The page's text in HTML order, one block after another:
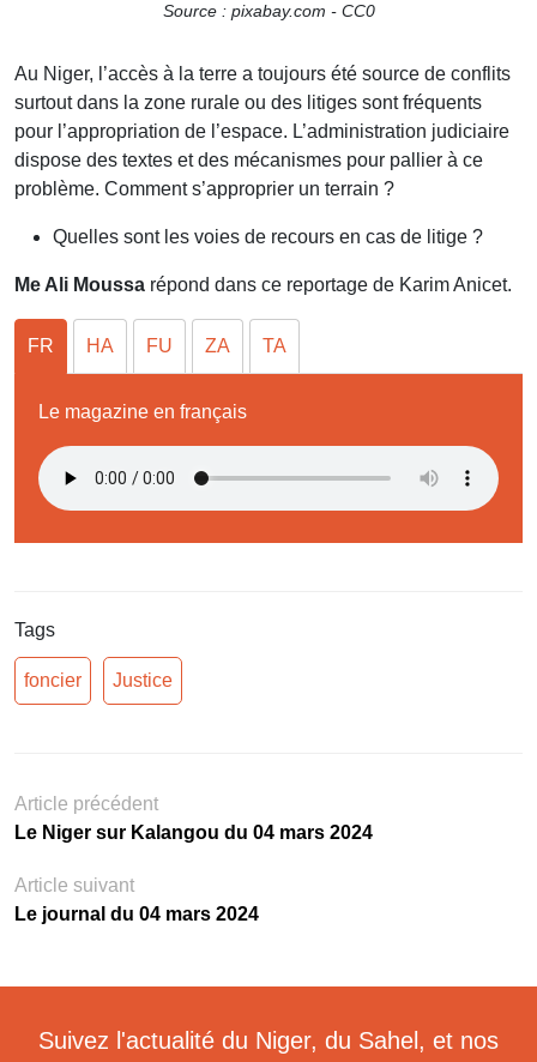
Source : pixabay.com - CC0
Au Niger, l’accès à la terre a toujours été source de conflits
surtout dans la zone rurale ou des litiges sont fréquents
pour l’appropriation de l’espace. L’administration judiciaire
dispose des textes et des mécanismes pour pallier à ce
problème. Comment s’approprier un terrain ?
Quelles sont les voies de recours en cas de litige ?
Me Ali Moussa répond dans ce reportage de Karim Anicet.
FR HA FU ZA TA
Le magazine en français
Tags
foncier Justice
Article précédent
Le Niger sur Kalangou du 04 mars 2024
Article suivant
Le journal du 04 mars 2024
Suivez l'actualité du Niger, du Sahel, et nos